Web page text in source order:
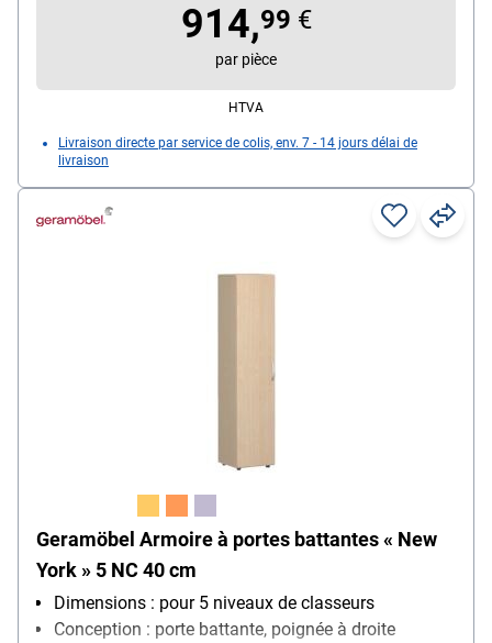
914,99 €
par pièce
HTVA
Livraison directe par service de colis, env. 7 - 14 jours délai de
livraison
Geramöbel Armoire à portes battantes « New
York » 5 NC 40 cm
Dimensions : pour 5 niveaux de classeurs
Conception : porte battante, poignée à droite